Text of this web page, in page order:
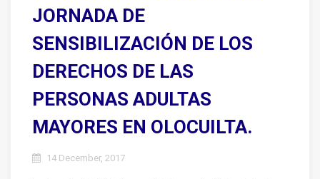
JORNADA DE
SENSIBILIZACIÓN DE LOS
DERECHOS DE LAS
PERSONAS ADULTAS
MAYORES EN OLOCUILTA.
14 December, 2017